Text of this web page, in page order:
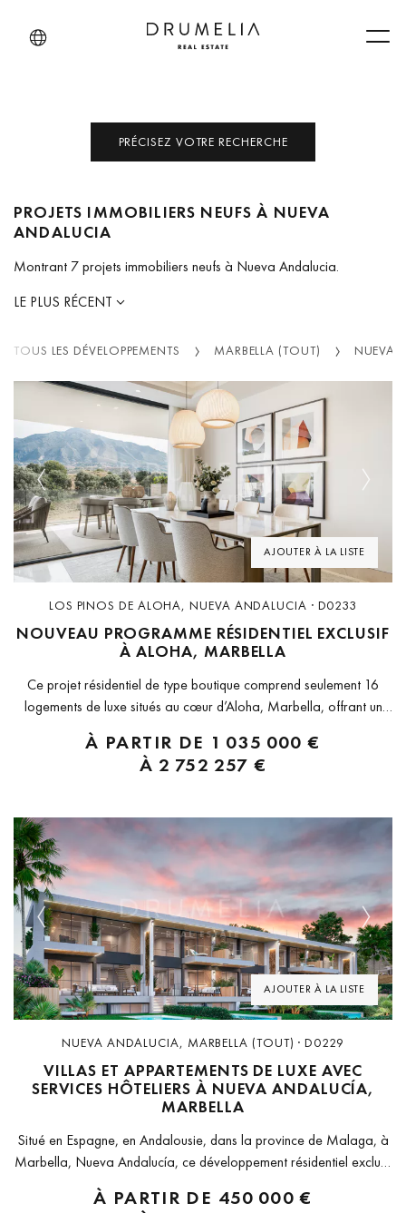
PRÉCISEZ VOTRE RECHERCHE
PROJETS IMMOBILIERS NEUFS À NUEVA
ANDALUCIA
Montrant 7 projets immobiliers neufs à Nueva Andalucia.
LE PLUS RÉCENT
TOUS LES DÉVELOPPEMENTS MARBELLA (TOUT) NUEVA
AJOUTER À LA LISTE
Previous Next
LOS PINOS DE ALOHA, NUEVA ANDALUCIA · D0233
NOUVEAU PROGRAMME RÉSIDENTIEL EXCLUSIF
À ALOHA, MARBELLA
Ce projet résidentiel de type boutique comprend seulement 16
logements de luxe situés au cœur d’Aloha, Marbella, offrant un
équilibre soigné entre confort, design et exclusivité. Implanté dans
l’un des quartiers résidentiels les plus établis de Nueva Andalucía,
le programme...
À PARTIR DE 1 035 000 €
À 2 752 257 €
AJOUTER À LA LISTE
Previous Next
NUEVA ANDALUCIA, MARBELLA (TOUT) · D0229
VILLAS ET APPARTEMENTS DE LUXE AVEC
SERVICES HÔTELIERS À NUEVA ANDALUCÍA,
MARBELLA
Situé en Espagne, en Andalousie, dans la province de Malaga, à
Marbella, Nueva Andalucía, ce développement résidentiel exclusif
comprend 43 villas et appartements, conçus pour associer
propriété privée et services hôteliers haut de gamme. Le concept
À PARTIR DE 450 000 €